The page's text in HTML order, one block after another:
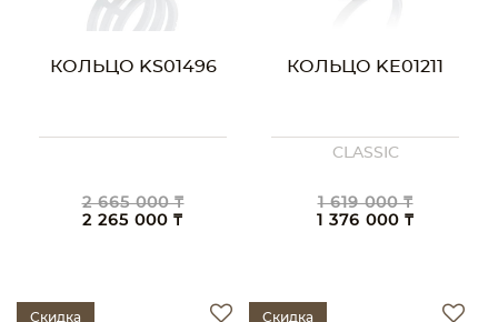
КОЛЬЦО KS01496
2 665 000 ₸
2 265 000 ₸
КОЛЬЦО KE01211
CLASSIC
1 619 000 ₸
1 376 000 ₸
Скидка Скидка